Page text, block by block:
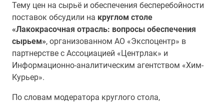
Тему цен на сырьё и обеспечения бесперебойности
поставок обсудили на круглом столе
«Лакокрасочная отрасль: вопросы обеспечения
сырьем», организованном АО «Экспоцентр» в
партнерстве с Ассоциацией «Центрлак» и
Информационно-аналитическим агентством «Хим-
Курьер».
По словам модератора круглого стола,